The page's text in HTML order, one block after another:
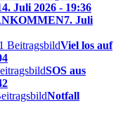
Juli 2026 - 19:36
7. Juli
Viel los auf
SOS aus
Notfall